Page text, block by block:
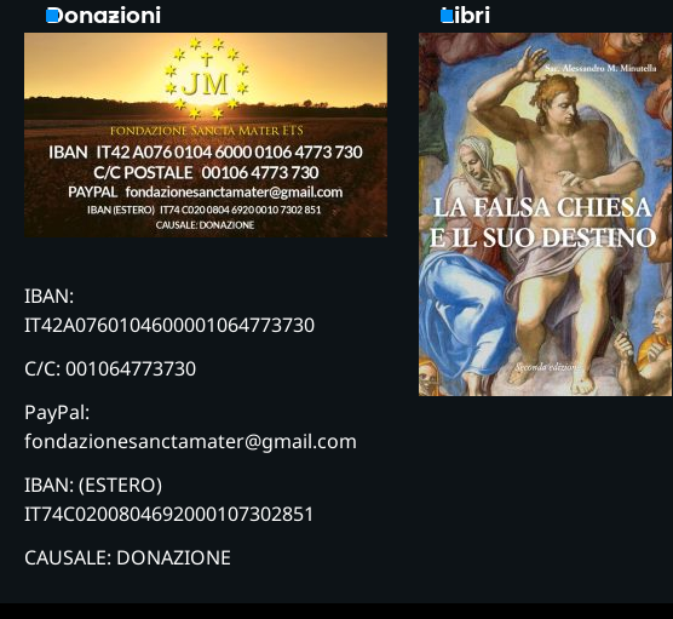
Donazioni
IBAN:
IT42A0760104600001064773730
C/C: 001064773730
PayPal:
fondazionesanctamater@gmail.com
IBAN: (ESTERO)
IT74C0200804692000107302851
CAUSALE: DONAZIONE
Libri